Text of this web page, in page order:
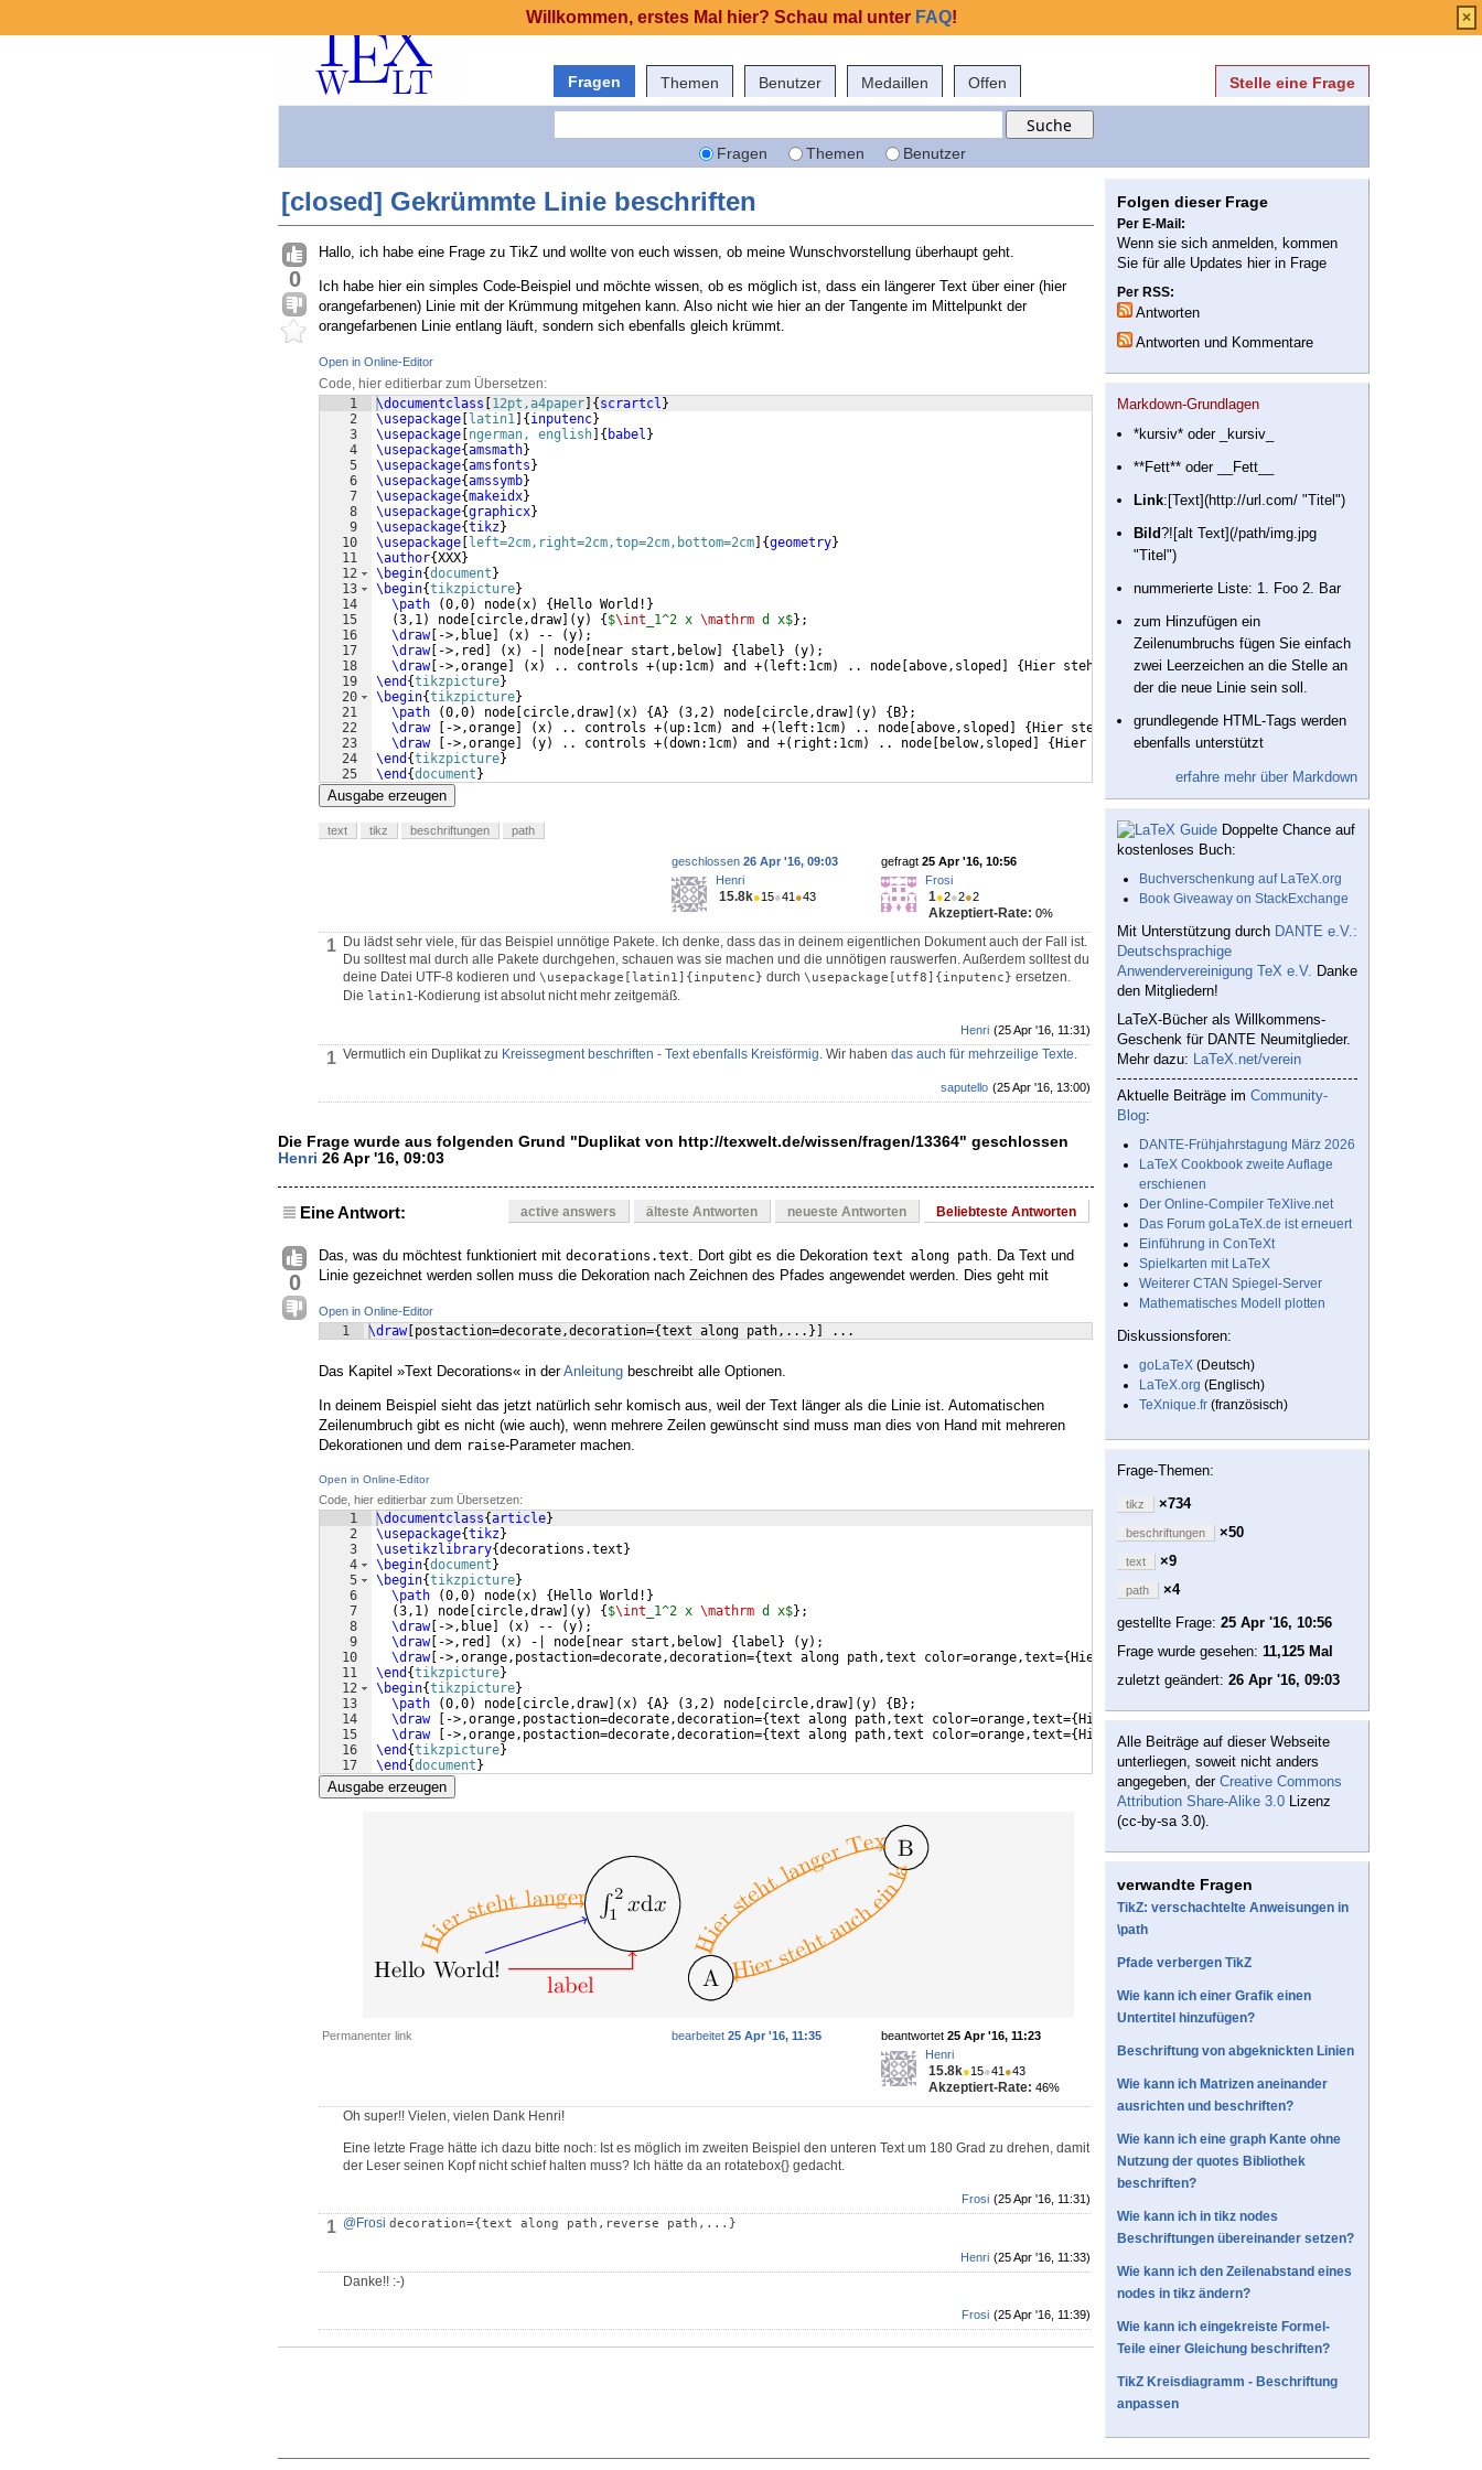
Fragen Themen Benutzer Medaillen Offen Stelle eine Frage
Fragen Themen Benutzer
[closed] Gekrümmte Linie beschriften
0
Hallo, ich habe eine Frage zu TikZ und wollte von euch wissen, ob meine Wunschvorstellung überhaupt geht.
Ich habe hier ein simples Code-Beispiel und möchte wissen, ob es möglich ist, dass ein längerer Text über einer (hier
orangefarbenen) Linie mit der Krümmung mitgehen kann. Also nicht wie hier an der Tangente im Mittelpunkt der
orangefarbenen Linie entlang läuft, sondern sich ebenfalls gleich krümmt.
Open in Online-Editor
Code, hier editierbar zum Übersetzen:
1
2
3
4
5
6
7
8
9
10
11
12
13
14
15
16
17
18
19
20
21
22
23
24
25
\documentclass 12pt,a4paper { scrartcl }
\usepackage
latin1 { inputenc}
\usepackage ngerman, english { babel }
\usepackage{amsmath}
\usepackage{amsfonts }
\usepackage{amssymb}
\usepackage{makeidx}
\usepackage{graphicx}
\usepackage{tikz}
\usepackage
left=2cm,right=2cm,top=2cm,bottom=2cm {geometry}
\author{XXX}
\begin{document }
\begin{tikzpicture}
\path
(0,0) node(x) { Hello World! }
(3,1) node circle,draw] (y) { $\int _1^2 x \mathrm d x$} ;
\draw[ ->,blue (x) -- (y) ;
\draw[ ->,red (x) -| node near start,below] { label } (y) ;
\draw[ ->,orange (x) .. controls +( up:1cm) and +( left:1cm) .. node above,sloped { Hier steht langer Text} (y);
\end {tikzpicture}
\begin{tikzpicture}
\path
(0,0) node circle,draw] (x) {A} (3,2) node circle,draw] (y) { B} ;
\draw
->,orange (x) .. controls +( up:1cm) and +( left:1cm) .. node above,sloped { Hier steht langer Text} (y ) ;
\draw
->,orange (y) .. controls +(down:1cm) and +( right:1cm) .. node below,sloped { Hier steht auch ein langer Text
\end {tikzpicture}
\end {document }
Ausgabe erzeugen
text tikz beschriftungen path
gefragt 25 Apr '16, 10:56
Frosi
1●2●2●2
Akzeptiert-Rate: 0%
geschlossen 26 Apr '16, 09:03
Henri
15.8k●15●41 ●43
1
Du lädst sehr viele, für das Beispiel unnötige Pakete. Ich denke, dass das in deinem eigentlichen Dokument auch der Fall ist.
Du solltest mal durch alle Pakete durchgehen, schauen was sie machen und die unnötigen rauswerfen. Außerdem solltest du
deine Datei UTF-8 kodieren und \usepackage[latin1]{inputenc} durch \usepackage[utf8]{inputenc} ersetzen.
Die latin1-Kodierung ist absolut nicht mehr zeitgemäß.
(25 Apr '16, 11:31)
Henri
1 Vermutlich ein Duplikat zu Kreissegment beschriften - Text ebenfalls Kreisförmig. Wir haben das auch für mehrzeilige Texte.
(25 Apr '16, 13:00)
saputello
Die Frage wurde aus folgenden Grund "Duplikat von http://texwelt.de/wissen/fragen/13364" geschlossen
Henri 26 Apr '16, 09:03
Eine Antwort: active answers älteste Antworten neueste Antworten Beliebteste Antworten
0
Das, was du möchtest funktioniert mit decorations.text. Dort gibt es die Dekoration text along path. Da Text und
Linie gezeichnet werden sollen muss die Dekoration nach Zeichnen des Pfades angewendet werden. Dies geht mit
Open in Online-Editor
1 \draw[ postaction=decorate,decoration={text along path,... }] ...
Das Kapitel »Text Decorations« in derAnleitung beschreibt alle Optionen.
In deinem Beispiel sieht das jetzt natürlich sehr komisch aus, weil der Text länger als die Linie ist. Automatischen
Zeilenumbruch gibt es nicht (wie auch), wenn mehrere Zeilen gewünscht sind muss man dies von Hand mit mehreren
Dekorationen und dem raise-Parameter machen.
Open in Online-Editor
Code, hier editierbar zum Übersetzen:
1
2
3
4
5
6
7
8
9
10
11
12
13
14
15
16
17
\documentclass{article}
\usepackage{tikz}
\usetikzlibrary{decorations.text }
\begin{document }
\begin{tikzpicture}
\path
(0,0) node(x) { Hello World! }
(3,1) node circle,draw] (y) { $\int _1^2 x \mathrm d x$} ;
\draw[ ->,blue (x) -- (y) ;
\draw[ ->,red (x) -| node near start,below] { label } (y) ;
\draw[ ->,orange,postaction=decorate,decoration={text along path,text color=orange,text={ Hier steht langer Text}}] (x) .. controls +
\end {tikzpicture}
\begin{tikzpicture}
\path
(0,0) node circle,draw] (x) {A} (3,2) node circle,draw] (y) { B} ;
\draw
->,orange,postaction=decorate,decoration={text along path,text color=orange,text={ Hier steht langer Text}}] (x) .. controls +
\draw
->,orange,postaction=decorate,decoration={text along path,text color=orange,text={ Hier steht auch ein langer Text}
\end {tikzpicture}
\end {document }
Ausgabe erzeugen
Permanenter link beantwortet 25 Apr '16, 11:23
Henri
15.8k●15●41 ●43
Akzeptiert-Rate: 46%
bearbeitet 25 Apr '16, 11:35
Oh super!! Vielen, vielen Dank Henri!
Eine letzte Frage hätte ich dazu bitte noch: Ist es möglich im zweiten Beispiel den unteren Text um 180 Grad zu drehen, damit
der Leser seinen Kopf nicht schief halten muss? Ich hätte da an rotatebox{} gedacht.
(25 Apr '16, 11:31)
Frosi
1 @Frosi decoration={text along path,reverse path,...}
(25 Apr '16, 11:33)
Henri
Danke!! :-)
(25 Apr '16, 11:39)
Frosi
Folgen dieser Frage
Per E-Mail:
Wenn sie sich anmelden, kommen
Sie für alle Updates hier in Frage
Per RSS:
Antworten
Antworten und Kommentare
Markdown-Grundlagen
*kursiv* oder _kursiv_
**Fett** oder __Fett__
Link:[Text](http://url.com/ "Titel")
Bild?![alt Text](/path/img.jpg
"Titel")
nummerierte Liste: 1. Foo 2. Bar
zum Hinzufügen ein
Zeilenumbruchs fügen Sie einfach
zwei Leerzeichen an die Stelle an
der die neue Linie sein soll.
grundlegende HTML-Tags werden
ebenfalls unterstützt
erfahre mehr über Markdown
Doppelte Chance auf
kostenloses Buch:
Buchverschenkung auf LaTeX.org
Book Giveaway on StackExchange
Mit Unterstützung durch DANTE e.V.:
Deutschsprachige
Anwendervereinigung TeX e.V. Danke
den Mitgliedern!
LaTeX-Bücher als Willkommens-
Geschenk für DANTE Neumitglieder.
Mehr dazu: LaTeX.net/verein
Aktuelle Beiträge im Community-
Blog:
DANTE-Frühjahrstagung März 2026
LaTeX Cookbook zweite Auflage
erschienen
Der Online-Compiler TeXlive.net
Das Forum goLaTeX.de ist erneuert
Einführung in ConTeXt
Spielkarten mit LaTeX
Weiterer CTAN Spiegel-Server
Mathematisches Modell plotten
Diskussionsforen:
goLaTeX (Deutsch)
LaTeX.org (Englisch)
TeXnique.fr (französisch)
Frage-Themen:
tikz ×734
beschriftungen ×50
text ×9
path
×4
gestellte Frage: 25 Apr '16, 10:56
Frage wurde gesehen: 11,125 Mal
zuletzt geändert: 26 Apr '16, 09:03
Alle Beiträge auf dieser Webseite
unterliegen, soweit nicht anders
angegeben, der Creative Commons
Attribution Share-Alike 3.0 Lizenz
(cc-by-sa 3.0).
verwandte Fragen
TikZ: verschachtelte Anweisungen in
\path
Pfade verbergen TikZ
Wie kann ich einer Grafik einen
Untertitel hinzufügen?
Beschriftung von abgeknickten Linien
Wie kann ich Matrizen aneinander
ausrichten und beschriften?
Wie kann ich eine graph Kante ohne
Nutzung der quotes Bibliothek
beschriften?
Wie kann ich in tikz nodes
Beschriftungen übereinander setzen?
Wie kann ich den Zeilenabstand eines
nodes in tikz ändern?
Wie kann ich eingekreiste Formel-
Teile einer Gleichung beschriften?
TikZ Kreisdiagramm - Beschriftung
anpassen
Willkommen, erstes Mal hier? Schau mal unter FAQ! ×